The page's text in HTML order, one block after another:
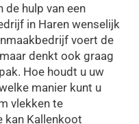
de hulp van een
in Haren wenselijk
voert de
denkt ook graag
Hoe houdt u uw
manier kunt u
vlekken te
kan Kallenkoot